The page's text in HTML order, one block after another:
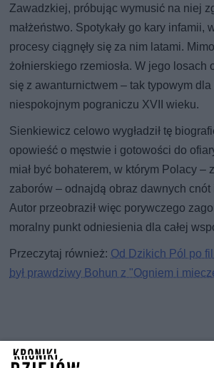
Zawadzkiej, próbując wymusić na niej
małżeństwo. Spotykały go kary infamii,
procesy ciągnęły się za nim latami.
żołnierskiego rzemiosła. W jego losach
się z awanturnictwem – tak typowym
niespokojnym pograniczu XVII wieku.
Sienkiewicz celowo wygładził tę
opowieść o męstwie i gotowości do
miał być bohaterem, w którym Polacy –
zaborów – odnajdą obraz dawnych cnót
Autor przeobraził więc porywczego
moralny punkt odniesienia dla całej
Przeczytaj również: Od Dzikich Pól po
był prawdziwy Bohun z "Ogniem i